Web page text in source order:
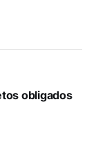
obligados